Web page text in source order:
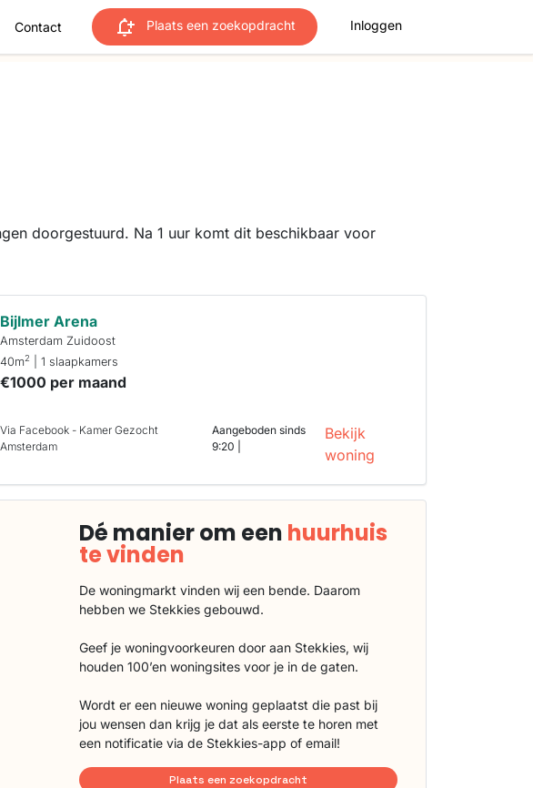
Contact Plaats een zoekopdracht Inloggen
doorgestuurd. Na 1 uur komt dit beschikbaar voor
Bijlmer Arena
Amsterdam Zuidoost
40m2 | 1 slaapkamers
€1000 per maand
Via Facebook - Kamer Gezocht
Amsterdam
Aangeboden sinds
9:20 |
Bekijk
woning
Dé manier om een huurhuis
te vinden
De woningmarkt vinden wij een bende. Daarom
hebben we Stekkies gebouwd.
Geef je woningvoorkeuren door aan Stekkies, wij
houden 100’en woningsites voor je in de gaten.
Wordt er een nieuwe woning geplaatst die past bij
jou wensen dan krijg je dat als eerste te horen met
een notificatie via de Stekkies-app of email!
Plaats een zoekopdracht